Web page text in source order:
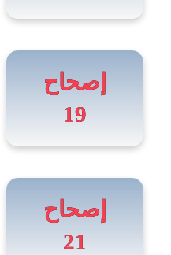
إصحاح
19
إصحاح
21